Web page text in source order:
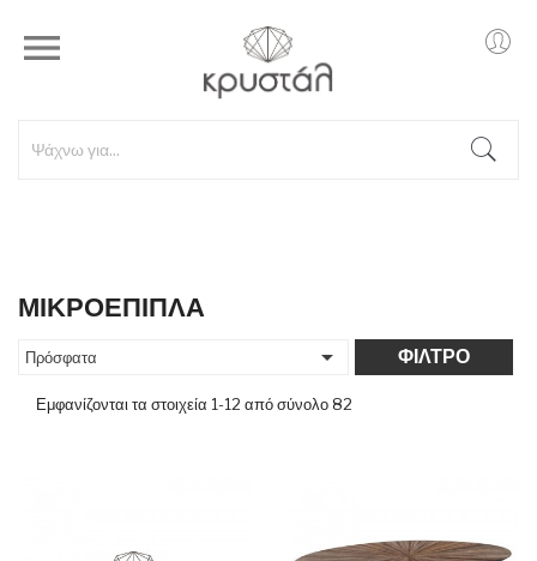

ΜΙΚΡΟΕΠΙΠΛΑ
Πρόσφατα  ΦΊΛΤΡΟ
Εμφανίζονται τα στοιχεία 1-12 από σύνολο 82